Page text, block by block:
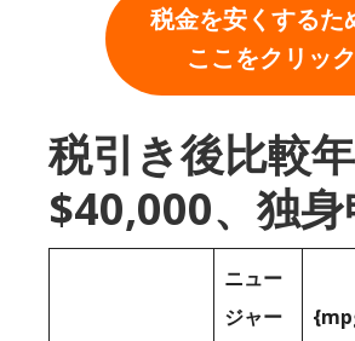
税金を安くするた
ここをクリック
税引き後比較
$40,000、独
ニュー
ジャー